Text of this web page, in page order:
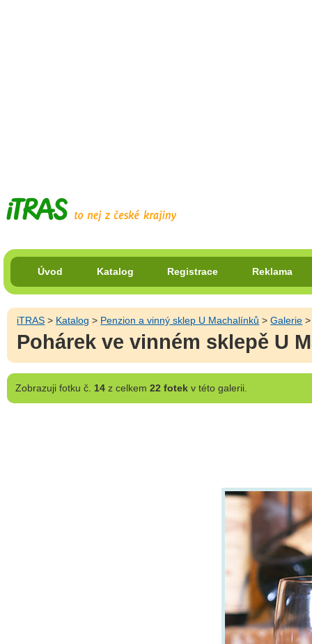
Úvod Katalog Registrace Reklama
iTRAS > Katalog > Penzion a vinný sklep U Machalínků >Galerie
Pohárek ve vinném sklepě U
Zobrazujifotku č. 14z celkem 22 fotekv této galerii.